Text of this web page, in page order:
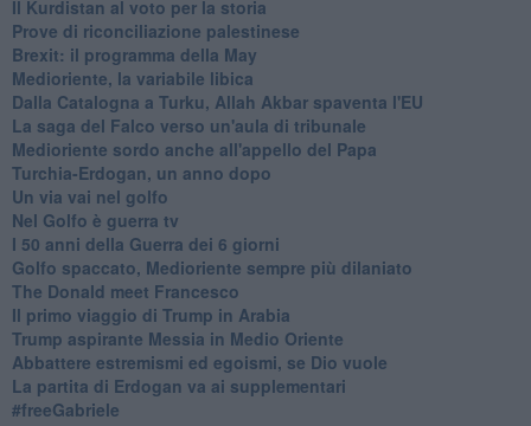
Il Kurdistan al voto per la storia
Prove di riconciliazione palestinese
Brexit: il programma della May
Medioriente, la variabile libica
Dalla Catalogna a Turku, Allah Akbar spaventa l'EU
La saga del Falco verso un'aula di tribunale
Medioriente sordo anche all'appello del Papa
Turchia-Erdogan, un anno dopo
Un via vai nel golfo
Nel Golfo è guerra tv
I 50 anni della Guerra dei 6 giorni
Golfo spaccato, Medioriente sempre più dilaniato
The Donald meet Francesco
Il primo viaggio di Trump in Arabia
Trump aspirante Messia in Medio Oriente
Abbattere estremismi ed egoismi, se Dio vuole
La partita di Erdogan va ai supplementari
#freeGabriele